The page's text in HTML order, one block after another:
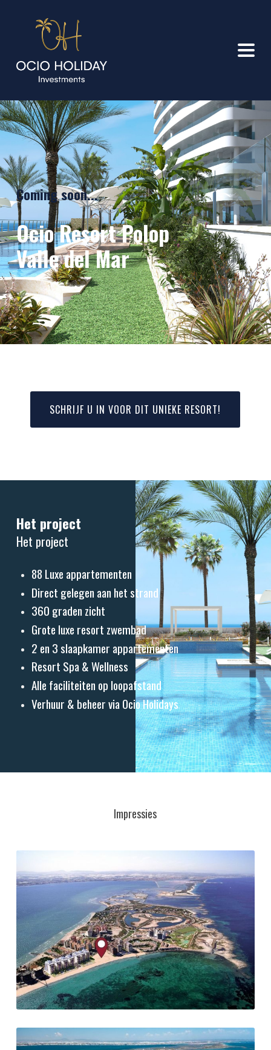
Coming soon...
Ocio Resort Polop
Valle del Mar
SCHRIJF U IN VOOR DIT UNIEKE RESORT!
Het project
Het project
88 Luxe appartementen
Direct gelegen aan het strand
360 graden zicht
Grote luxe resort zwembad
2 en 3 slaapkamer appartementen
Resort Spa & Wellness
Alle faciliteiten op loopafstand
Verhuur & beheer via Ocio Holidays
Impressies